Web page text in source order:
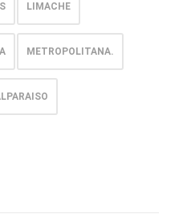
LIMACHE
METROPOLITANA.